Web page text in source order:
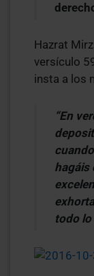
Hazrat
versículo
insta a los
“En
hagáis
todo lo